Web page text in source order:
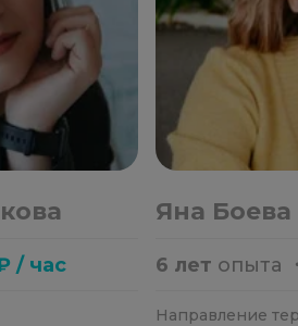
/ час
Яна Боева
6 лет опыта ・
Направление